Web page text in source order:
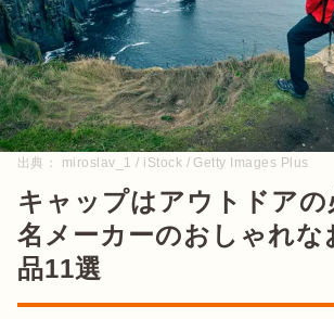
出典： miroslav_1 / iStock / Getty Images Plus
キャップはアウトドアの
名メーカーのおしゃれな
品11選